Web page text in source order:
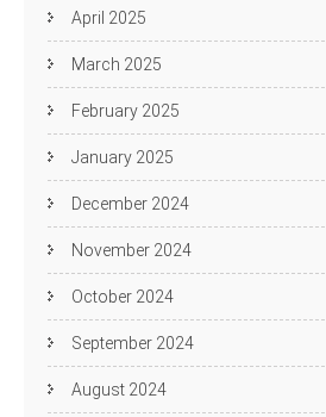
April 2025
March 2025
February 2025
January 2025
December 2024
November 2024
October 2024
September 2024
August 2024